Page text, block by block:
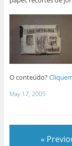
O conteúdo?
May 17, 2005
«